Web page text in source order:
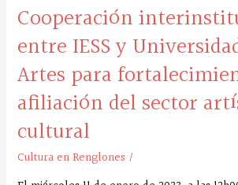
Cooperación
entre IESS y
Artes para
afiliación del sector
cultural
Cultura en Renglones /
artístico
cultural